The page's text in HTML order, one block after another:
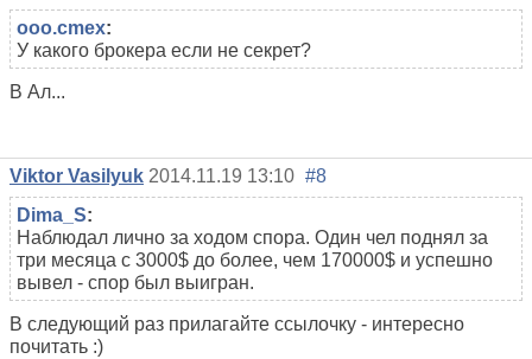
ooo.cmex:
У какого брокера если не секрет?
В Ал...
Viktor Vasilyuk 2014.11.19 13:10 #8
Dima_S:
Наблюдал лично за ходом спора. Один чел поднял за
три месяца с 3000$ до более, чем 170000$ и успешно
вывел - спор был выигран.
В следующий раз прилагайте ссылочку - интересно
почитать :)